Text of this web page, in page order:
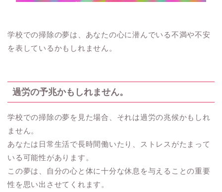
学校での掃除の夢は、あなたの心に潜んでいる不満や不安
を表しているかもしれません。
過労の予兆かもしれません。
学校での掃除の夢を見た場合、それは過労の兆候かもしれ
ません。
あなたは日常生活で長時間働いたり、ストレスがたまって
いる可能性があります。
この夢は、自分の心と体に十分な休息を与えることの重要
性を思い出させてくれます。